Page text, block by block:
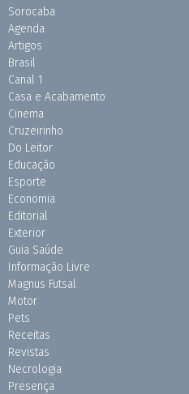
Sorocaba
Agenda
Artigos
Brasil
Canal 1
Casa e Acabamento
Cinema
Cruzeirinho
Do Leitor
Educação
Esporte
Economia
Editorial
Exterior
Guia Saúde
Informação Livre
Magnus Futsal
Motor
Pets
Receitas
Revistas
Necrologia
Presença